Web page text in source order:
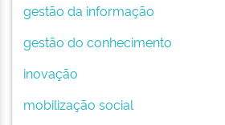
gestão da informação
gestão do conhecimento
inovação
mobilização social